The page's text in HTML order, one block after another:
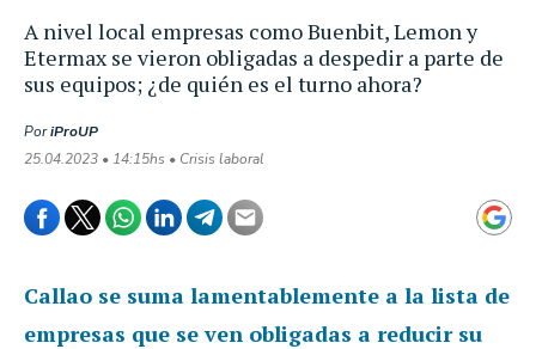
A nivel local empresas como Buenbit, Lemon y
Etermax se vieron obligadas a despedir a parte de
sus equipos; ¿de quién es el turno ahora?
PoriProUP
25.04.2023 • 14:15hs • Crisis laboral
Callao se suma lamentablemente a la lista de
empresas que se ven obligadas a reducir su